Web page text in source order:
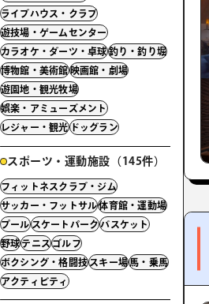
ライブハウス・クラブ
遊技場・ゲームセンター
カラオケ・ダーツ・卓球釣り・釣り堀
博物館・美術館映画館・劇場
遊園地・観光牧場
娯楽・アミューズメント
レジャー・観光ドッグラン
スポーツ・運動施設（145件）
フィットネスクラブ・ジム
サッカー・フットサル体育館・運動場
プールスケートパークバスケット
野球テニスゴルフ
ボクシング・格闘技スキー場馬・乗馬
アクティビティ